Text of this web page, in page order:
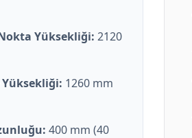
Yüksekliği: 2120
Yüksekliği: 1260 mm
400 mm (40